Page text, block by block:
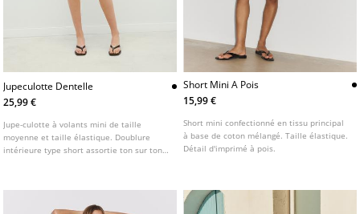
Jupeculotte Dentelle
25,99 €
Jupe-culotte à volants mini de taille
moyenne et taille élastique. Doublure
intérieure type short assortie ton sur ton.
Short Mini A Pois
15,99 €
Short mini confectionné en tissu principal
à base de coton mélangé. Taille élastique.
Détail d'imprimé à pois.